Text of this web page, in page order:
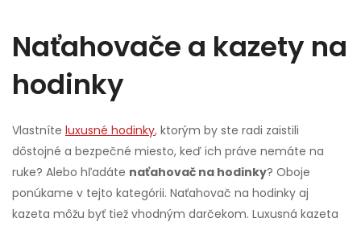
Naťahovače a kazety na
hodinky
Vlastníte luxusné hodinky, ktorým by ste radi zaistili
dôstojné a bezpečné miesto, keď ich práve nemáte na
ruke? Alebo hľadáte naťahovač na hodinky? Oboje
ponúkame v tejto kategórii. Naťahovač na hodinky aj
kazeta môžu byť tiež vhodným darčekom. Luxusná kazeta